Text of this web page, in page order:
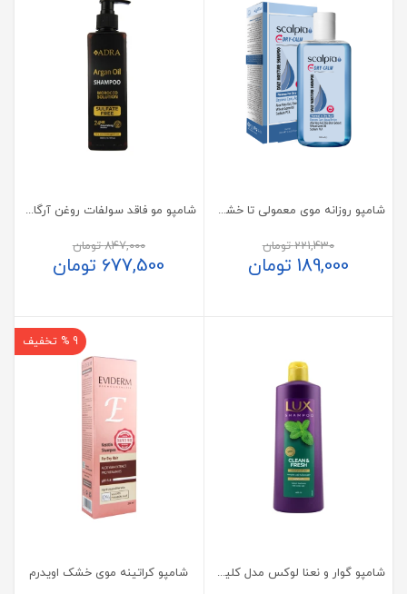
شامپو روزانه موی معمولی تا خشک اسکالپیا
221,430تومان
189,000 تومان
شامپو مو فاقد سولفات روغن آرگان آدرا
847,000تومان
677,500 تومان
شامپو گوار و نعنا لوکس مدل کلین اند فرش
9 % تخفیف
شامپو کراتینه موی خشک اویدرم